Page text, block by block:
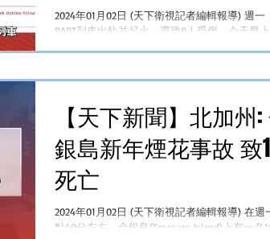
2024年01月02日 (天下衛視記者編輯報導) 週一
BART列車出軌並起火，導致9人受傷。今天早上
發生於週一早上9點20分左右，一列東行的火車
【天下新聞】北加州:
銀島新年煙花事故 致
死亡
2024年01月02日 (天下衛視記者編輯報導) 在週
點40分左右，金銀島(Treasure Island)上有一名